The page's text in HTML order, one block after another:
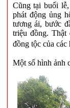
Cũng tại buổi
phát động ủng
tương ái, bước
triệu đồng. Thật
đồng tộc của
Một số hình ảnh